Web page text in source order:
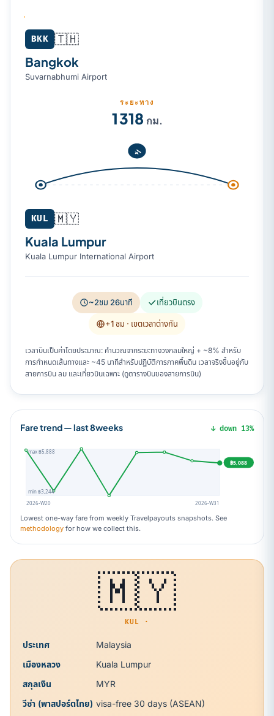
Bangkok (BKK) → Kuala Lumpur (KUL)
BKK 🇹🇭
Bangkok
Suvarnabhumi Airport
ระยะทาง
1 318 กม.
KUL 🇲🇾
Kuala Lumpur
Kuala Lumpur International Airport
~2ชม 26นาที เที่ยวบินตรง
+1 ชม · เขตเวลาต่างกัน
เวลาบินเป็นค่าโดยประมาณ: คำนวณจากระยะทางวงกลมใหญ่ + ~8% สำหรับ
การกำหนดเส้นทางและ ~45 นาทีสำหรับปฏิบัติการภาคพื้นดิน เวลาจริงขึ้นอยู่กับ
สายการบิน ลม และเที่ยวบินเฉพาะ (ดูตารางบินของสายการบิน)
Fare trend — last 8weeks ↓ down 13%
฿5,088
max ฿5,888
min ฿3,244
2026-W20
2026-W31
Lowest one-way fare from weekly Travelpayouts snapshots. See
methodology for how we collect this.
🇲🇾
KUL ·
ประเทศ
Malaysia
เมืองหลวง
Kuala Lumpur
สกุลเงิน
MYR
วีซ่า (พาสปอร์ตไทย) visa-free 30 days (ASEAN)